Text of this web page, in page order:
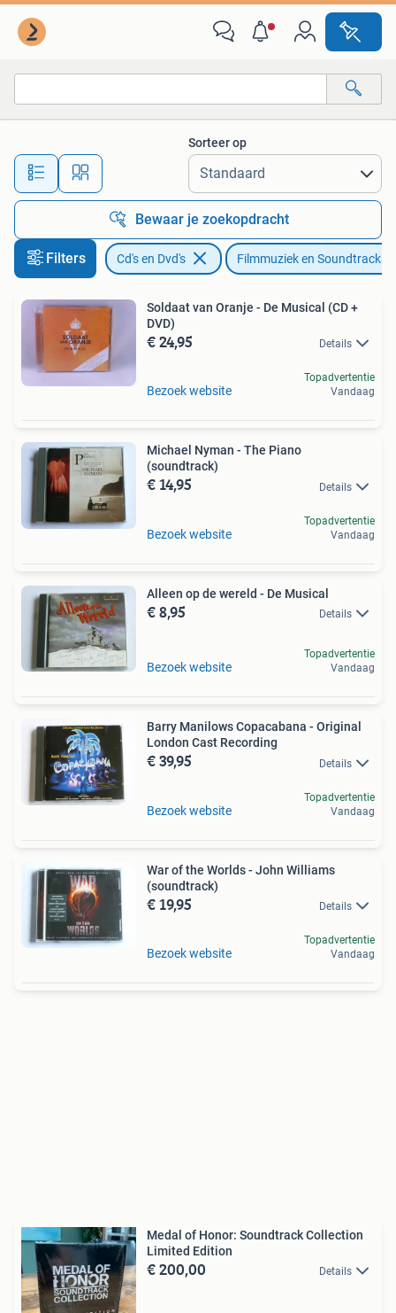
Alle afstanden…
Sorteer op
Bewaar je zoekopdracht
Filters Cd's en Dvd's Filmmuziek en Soundtracks
Soldaat van Oranje - De Musical (CD +
DVD)
€ 24,95 Details
Bezoek website
Topadvertentie
Vandaag
Michael Nyman - The Piano
(soundtrack)
€ 14,95 Details
Bezoek website
Topadvertentie
Vandaag
Alleen op de wereld - De Musical
€ 8,95 Details
Bezoek website
Topadvertentie
Vandaag
Barry Manilows Copacabana - Original
London Cast Recording
€ 39,95 Details
Bezoek website
Topadvertentie
Vandaag
War of the Worlds - John Williams
(soundtrack)
€ 19,95 Details
Bezoek website
Topadvertentie
Vandaag
Medal of Honor: Soundtrack Collection
Limited Edition
€ 200,00 Details